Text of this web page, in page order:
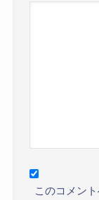
このコメン